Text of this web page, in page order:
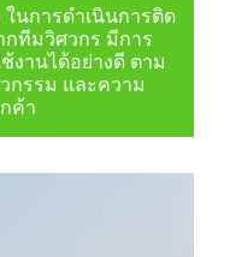
นการดำเนินการติด
ทีมวิศวกร มีการ
งานได้อย่างดี ตาม
กรรม และความ
ค้า